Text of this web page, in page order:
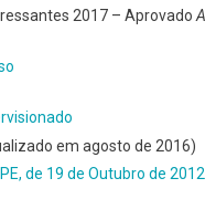
2017 – Aprovado
em agosto de 2016)
de 19 de Outubro de 2012